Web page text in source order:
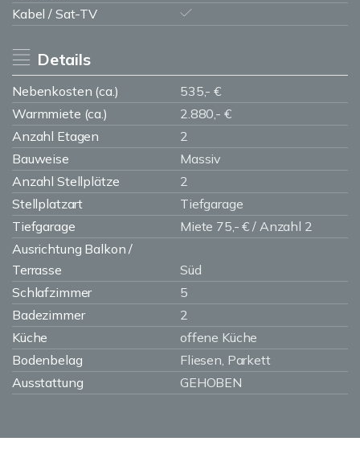
Kabel / Sat-TV
Details
Nebenkosten (ca.)
535,- €
Warmmiete (ca.)
2.880,- €
Anzahl Etagen
2
Bauweise
Massiv
Anzahl Stellplätze
2
Stellplatzart
Tiefgarage
Tiefgarage
Miete 75,- € / Anzahl 2
Ausrichtung Balkon /
Terrasse
Süd
Schlafzimmer
5
Badezimmer
2
Küche
offene Küche
Bodenbelag
Fliesen, Parkett
Ausstattung
GEHOBEN